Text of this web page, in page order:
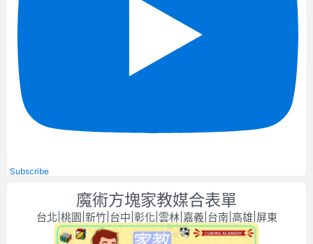
Subscribe
魔術方塊家教媒合表單
台北|桃園|新竹|台中|彰化|雲林|嘉義|台南|高雄|屏東